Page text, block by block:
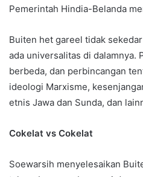
Pemerintah Hindia-Belanda
Buiten het gareel tidak
ada universalitas di dalamnya.
berbeda, dan perbincangan
ideologi Marxisme,
etnis Jawa dan Sunda, dan
Cokelat vs Cokelat
Soewarsih menyelesaikan